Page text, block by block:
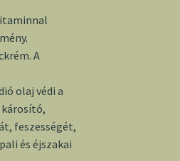
A
olaj védi a
károsító,
feszességét,
és éjszakai